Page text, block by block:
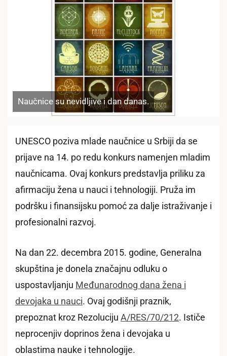
Naučnice su nevidljive i dan danas.
UNESCO poziva mlade naučnice u Srbiji da se
prijave na 14. po redu konkurs namenjen mladim
naučnicama. Ovaj konkurs predstavlja priliku za
afirmaciju žena u nauci i tehnologiji. Pruža im
podršku i finansijsku pomoć za dalje istraživanje i
profesionalni razvoj.
Na dan 22. decembra 2015. godine, Generalna
skupština je donela značajnu odluku o
uspostavljanju Međunarodnog dana žena i
devojaka u nauci. Ovaj godišnji praznik,
prepoznat kroz Rezoluciju A/RES/70/212. Ističe
neprocenjiv doprinos žena i devojaka u
oblastima nauke i tehnologije.